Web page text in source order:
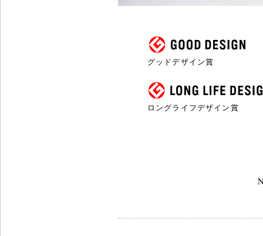
グッドデザイン賞
ロングライフデザイン賞